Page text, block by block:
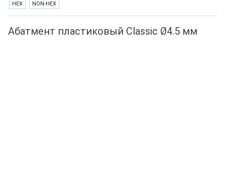
HEX NON-HEX
Абатмент пластиковый Classic Ø4.5 мм